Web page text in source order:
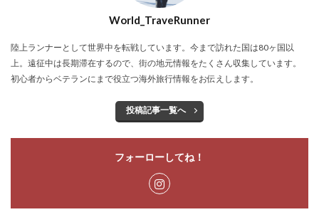
World_TraveRunner
陸上ランナーとして世界中を転戦しています。今まで訪れた国は80ヶ国以
上。遠征中は長期滞在するので、街の地元情報をたくさん収集しています。
初心者からベテランにまで役立つ海外旅行情報をお伝えします。
投稿記事一覧へ
フォーローしてね！